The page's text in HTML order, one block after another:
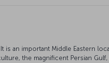
is an important Middle Eastern
the magnificent Persian Gulf,